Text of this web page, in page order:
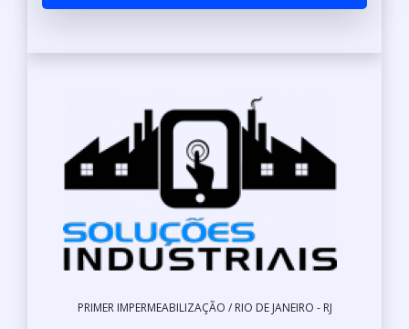
PRIMER IMPERMEABILIZAÇÃO / RIO DE JANEIRO - RJ